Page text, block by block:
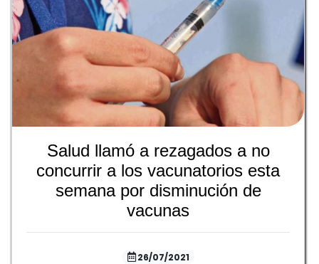
Salud llamó a rezagados a no
concurrir a los vacunatorios esta
semana por disminución de
vacunas
26/07/2021